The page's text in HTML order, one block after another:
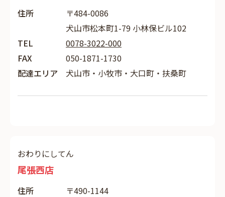
住所
〒484-0086
犬山市松本町1-79 小林保ビル102
TEL
0078-3022-000
FAX
050-1871-1730
配達エリア
犬山市・小牧市・大口町・扶桑町
おわりにしてん
尾張西店
住所
〒490-1144